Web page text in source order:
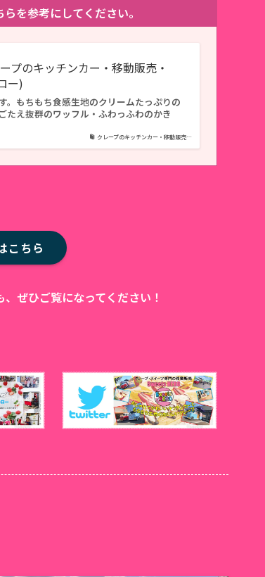
を参考にしてください。
クレープのキッチンカー・移動販売…
プのキッチンカー・移動販売・
ー)
。もちもち食感生地のクリームたっぷりの
たえ抜群のワッフル・ふわっふわのかき
こちら
ぜひご覧になってください！